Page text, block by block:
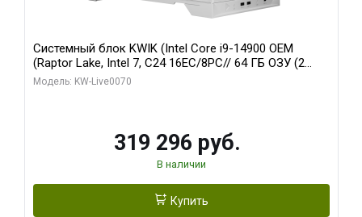
Системный блок KWIK (Intel Core i9-14900 OEM
(Raptor Lake, Intel 7, C24 16EC/8PC// 64 ГБ ОЗУ (2
модуля)/ Gigabyte RTX5080 XTREME WATERFORCE
Модель: KW-Live0070
319 296 руб.
В наличии
Купить